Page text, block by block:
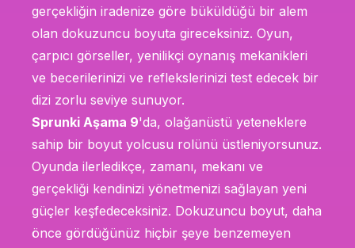
gerçekliğin iradenize göre büküldüğü bir alem
olan dokuzuncu boyuta gireceksiniz. Oyun,
çarpıcı görseller, yenilikçi oynanış mekanikleri
ve becerilerinizi ve reflekslerinizi test edecek bir
dizi zorlu seviye sunuyor.
Sprunki Aşama 9'da, olağanüstü yeteneklere
sahip bir boyut yolcusu rolünü üstleniyorsunuz.
Oyunda ilerledikçe, zamanı, mekanı ve
gerçekliği kendinizi yönetmenizi sağlayan yeni
güçler keşfedeceksiniz. Dokuzuncu boyut, daha
önce gördüğünüz hiçbir şeye benzemeyen